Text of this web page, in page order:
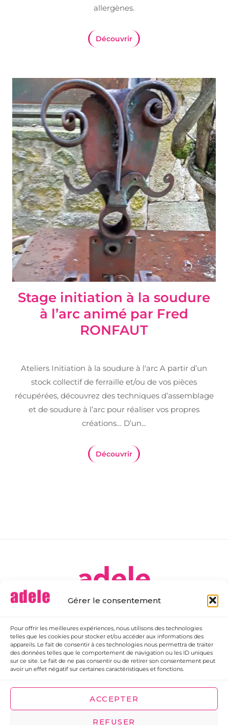
Gérer le consentement
Pour offrir les meilleures expériences, nous utilisons des technologies
telles que les cookies pour stocker et/ou accéder aux informations des
appareils. Le fait de consentir à ces technologies nous permettra de traiter
des données telles que le comportement de navigation ou les ID uniques
sur ce site. Le fait de ne pas consentir ou de retirer son consentement peut
avoir un effet négatif sur certaines caractéristiques et fonctions.
ACCEPTER
REFUSER
allergènes.
Découvrir
Stage initiation à la soudure
à l’arc animé par Fred
RONFAUT
Ateliers Initiation à la soudure à l'arc A partir d’un
stock collectif de ferraille et/ou de vos pièces
récupérées, découvrez des techniques d’assemblage
et de soudure à l’arc pour réaliser vos propres
créations… D’un...
Découvrir
[ Ateliers DE Libre Expression ]
sous le régime de la loi du 1er juillet 1901
39 Chemin de la Choisille 37390 Chanceaux-sur-Choisille
/Accueil/Plan de site/Mentions légales /Confidentialité/Contact/
S'abonner à la Newsletter